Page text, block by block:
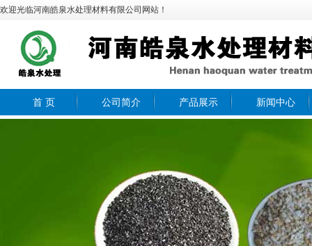
欢迎光临河南皓泉水处理材料有限公司网站！
首 页 公司简介 产品展示 新闻中心